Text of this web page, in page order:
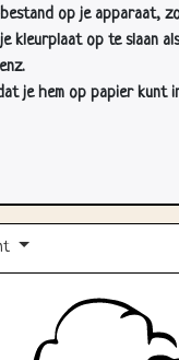
op je apparaat,
kleurplaat op te slaan
je hem op papier kunt